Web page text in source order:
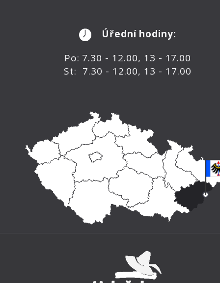
Úřední hodiny:
Po: 7.30 - 12.00, 13 - 17.00
St: 7.30 - 12.00, 13 - 17.00